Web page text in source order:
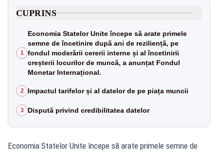
CUPRINS
1
Economia Statelor Unite începe să arate primele
semne de încetinire după ani de reziliență, pe
fondul moderării cererii interne și al încetinirii
creșterii locurilor de muncă, a anunțat Fondul
Monetar Internațional.
2 Impactul tarifelor și al datelor de pe piața muncii
3 Dispută privind credibilitatea datelor
Economia Statelor Unite începe să arate primele semne de